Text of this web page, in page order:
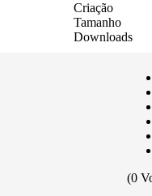
Criação
Tamanho
Downloads
(0